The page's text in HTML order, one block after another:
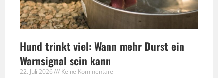
Hund trinkt viel: Wann mehr Durst ein
Warnsignal sein kann
22. Juli 2026 Keine Kommentare